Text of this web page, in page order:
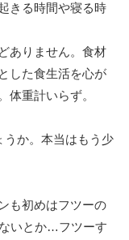
きる時間や寝る時
ありません。食材
した食生活を心が
体重計いらず。
うか。本当はもう少
も初めはフツーの
いとか…フツーす